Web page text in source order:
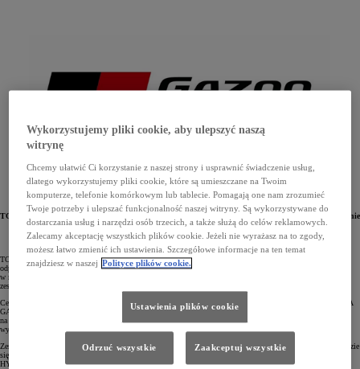
TOYOTA GAZOO Racing wraca do nazwy GAZOO Racing. Marka ta będzie odpowiadać za tworzenie
samochodów sportowych oraz rywalizację w motorspocie. Zmieni się również nazwa europejskiego
centrum badawczo-rozwojowego, a także zespołu reprezentującego koncern w mistrzostwach świata
w wyścigach długodystansowych (WEC) – na TOYOTA RACING.
TOYOTA GAZOO Racing ponownie będzie funkcjonować pod nazwą GAZOO Racing. Marka ta będzie
odpowiadać m.in. za tworzenie samochodów sportowych oraz rywalizację w topowych kategoriach
w motorsporcie, w tym w rajdowych mistrzostwach świata (WRC). GAZOO Racing będzie także wspierać
zespoły prywatne, wykorzystujące takie modele, jak GR Yaris Rally2 czy GR Supra GT4.
Centrum badawczo-rozwojowe TMC w Kolonii w Niemczech, które działało dotychczas pod nazwą TOYOTA
GAZOO Racing Europe, będzie się teraz nazywało TOYOTA RACING. Ośrodek ten nadal będzie się skupiał
na działalności motorsportowej, wykorzystując zaawansowane technologie i wspierając długofalowy rozwój
wyczynowych samochodów.
Zespół reprezentujący koncern w mistrzostwach świata w wyścigach długodystansowych (WEC) również będzie
się nazywał TOYOTA RACING. W sezonie 2026 kierowcy będą korzystać z ulepszonego hypercaru TR010
HYBRID, który otrzymał przeprojektowaną przednią i tylną sekcję.
Wykorzystujemy pliki cookie, aby ulepszyć naszą
witrynę
Chcemy ułatwić Ci korzystanie z naszej strony i usprawnić świadczenie usług,
dlatego wykorzystujemy pliki cookie, które są umieszczane na Twoim
komputerze, telefonie komórkowym lub tablecie. Pomagają one nam zrozumieć
Twoje potrzeby i ulepszać funkcjonalność naszej witryny. Są wykorzystywane do
dostarczania usług i narzędzi osób trzecich, a także służą do celów reklamowych.
Zalecamy akceptację wszystkich plików cookie. Jeżeli nie wyrażasz na to zgody,
możesz łatwo zmienić ich ustawienia. Szczegółowe informacje na ten temat
znajdziesz w naszej Polityce plików cookie.
Ustawienia plików cookie
Odrzuć wszystkie Zaakceptuj wszystkie